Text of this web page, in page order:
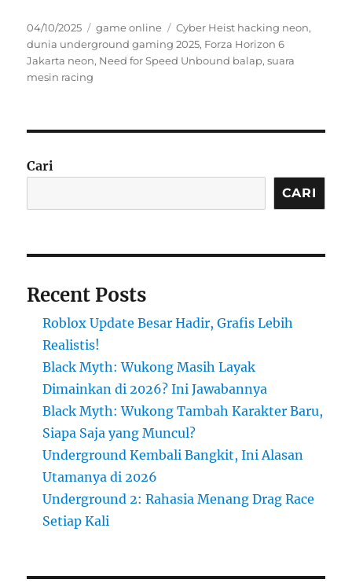
Posted
on
04/10/2025 Categories
game online Tags
Cyber Heist hacking neon,
dunia underground gaming 2025, Forza Horizon 6
Jakarta neon, Need for Speed Unbound balap,suara
mesin racing
Cari
CARI
Recent Posts
Roblox Update Besar Hadir, Grafis Lebih
Realistis!
Black Myth: Wukong Masih Layak
Dimainkan di 2026? Ini Jawabannya
Black Myth: Wukong Tambah Karakter Baru,
Siapa Saja yang Muncul?
Underground Kembali Bangkit, Ini Alasan
Utamanya di 2026
Underground 2: Rahasia Menang Drag Race
Setiap Kali